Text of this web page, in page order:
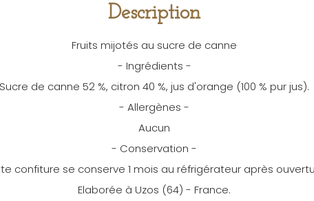
Description
Fruits mijotés au sucre de canne
- Ingrédients -
Sucre de canne 52 %, citron 40 %, jus d'orange (100 % pur jus).
- Allergènes -
Aucun
- Conservation -
confiture se conserve 1 mois au réfrigérateur après
Elaborée à Uzos (64) - France.